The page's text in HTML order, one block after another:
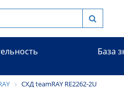
База
СХД teamRAY RE2262-2U